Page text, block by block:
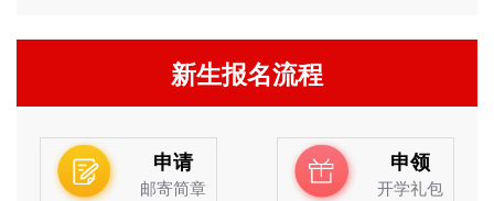
新生报名流程
申请
邮寄简章
申领
开学礼包